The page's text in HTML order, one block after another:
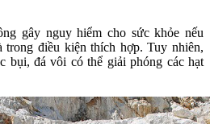
gây nguy hiểm cho sức khỏe nếu
trong điều kiện thích hợp. Tuy nhiên,
bụi, đá vôi có thể giải phóng các hạt